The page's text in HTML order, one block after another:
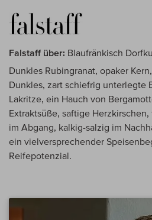
Falstaff über: Blaufränkisch
Dunkles Rubingranat, opaker
Dunkles, zart schiefrig unterlegte
Lakritze, ein Hauch von
Extraktsüße, saftige
im Abgang, kalkig-salzig im
ein vielversprechender
Reifepotenzial.